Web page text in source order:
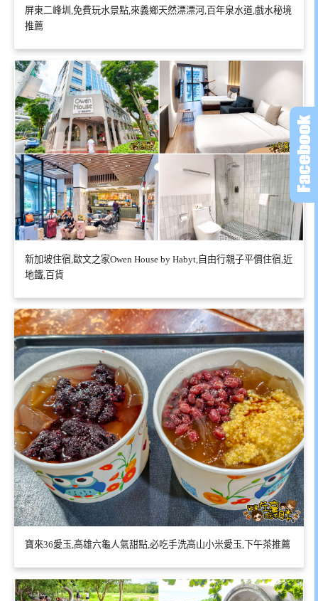
屏東二峰圳,免費玩水景點,來義鄉天然漂漂河,百年泉水道,戲水秘境
推薦
新加坡住宿,歐文之家Owen House by Habyt,自由行親子平價住宿,近
地鐵,百貨
寶來36愛玉,高雄六龜人氣甜點,必吃手洗高山小米愛玉,下午茶推薦